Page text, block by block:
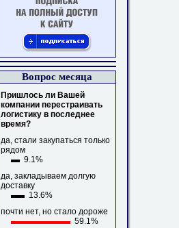
Вопрос месяца
Пришлось ли Вашей
компании перестраивать
логистику в последнее
время?
да, стали закупаться только
рядом
9.1%
да, закладываем долгую
доставку
13.6%
почти нет, но стало дороже
59.1%